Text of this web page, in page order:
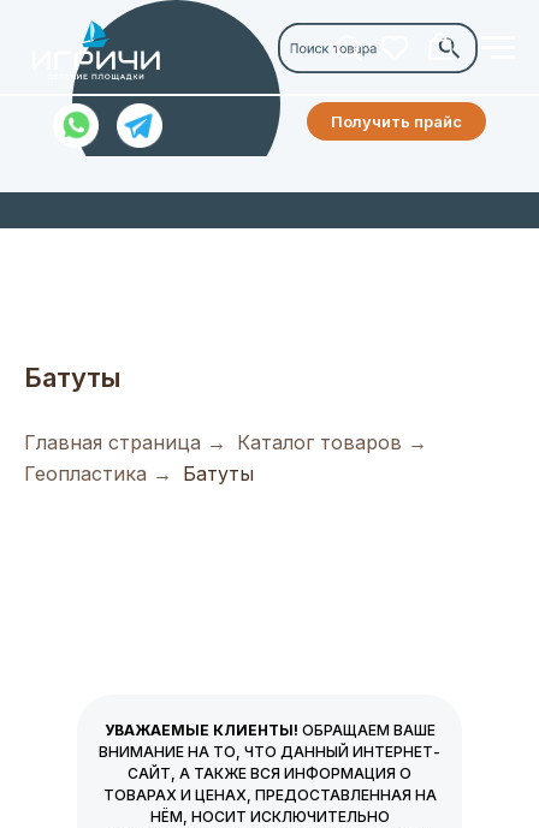
Получить прайс
Батуты
Главная страница → Каталог товаров →
Геопластика → Батуты
УВАЖАЕМЫЕ КЛИЕНТЫ! ОБРАЩАЕМ ВАШЕ
ВНИМАНИЕ НА ТО, ЧТО ДАННЫЙ ИНТЕРНЕТ-
САЙТ, А ТАКЖЕ ВСЯ ИНФОРМАЦИЯ О
ТОВАРАХ И ЦЕНАХ, ПРЕДОСТАВЛЕННАЯ НА
НЁМ, НОСИТ ИСКЛЮЧИТЕЛЬНО